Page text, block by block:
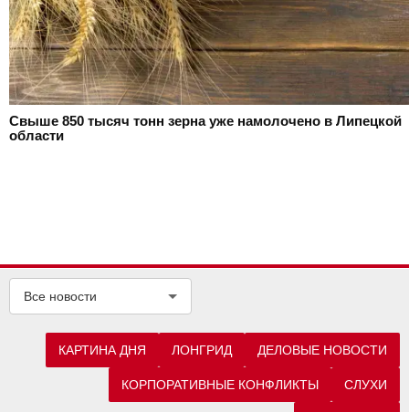
Свыше 850 тысяч тонн зерна уже намолочено в Липецкой
области
Все новости
КАРТИНА ДНЯ ЛОНГРИД ДЕЛОВЫЕ НОВОСТИ
КОРПОРАТИВНЫЕ КОНФЛИКТЫ СЛУХИ